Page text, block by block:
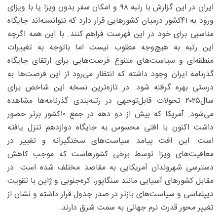
ایران در این گزارش با رتبه ۹۸ و امکان سفر بدون ویزا یا با ویزای
ورود به ۴۱‌کشور درمیان کشورهایی قرار دارد که نتوانسته‌اند جایگاه
مناسبی برای خود در این فهرست فراهم کنند. با این همه اگرچه
این رتبه به هیچ‌وجه مطلوب نیست اما باتوجه به تغییرات
منطقه‌ای و سیاست‌های متنوع فرصت‌هایی برای ارتقای جایگاه
گذرنامه ایران وجود داشته که انتظار می‌رود از این فرصت‌ها به
درستی بهره گرفته شود. در تازه‌ترین نسخه این شاخص برای
سال۲۰۲۵ تحولات قابل‌توجهی در رتبه‌بندی گذرنامه‌ها مشاهده
می‌شود. آمریکا که بیش از دو دهه در جمع ۱۰کشور برتر حضور
داشت اکنون با افتی محسوس به جایگاه دوازدهم تنزل یافته
است. این افت پیامد سیاست‌های سختگیرانه و تغییر در
معافیت‌های ویزا توسط برخی کشورهاست که موجب کاهش
دسترسی شهروندان آمریکایی به مقاصد مختلف شده است. در
مقابل کشورهای آسیایی مانند سنگاپور، کره‌جنوبی و ژاپن با تقویت
دیپلماسی و سیاست‌های بازتر در صدر جدول قرار داشته و نشان از
تغییر محور قدرت نرم جهانی به سمت شرق دارند.